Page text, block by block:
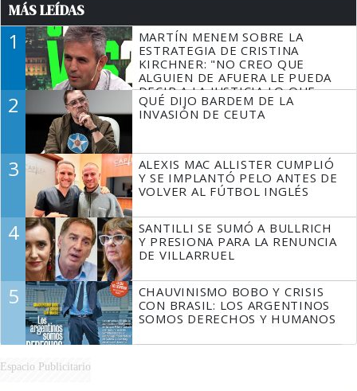
MÁS LEÍDAS
1
MARTÍN MENEM SOBRE LA
ESTRATEGIA DE CRISTINA
KIRCHNER: "NO CREO QUE
ALGUIEN DE AFUERA LE PUEDA
DECIR A LA JUSTICIA LO QUE
TIENE QUE HACER"
2
QUÉ DIJO BARDEM DE LA
INVASIÓN DE CEUTA
3
ALEXIS MAC ALLISTER CUMPLIÓ
Y SE IMPLANTÓ PELO ANTES DE
VOLVER AL FÚTBOL INGLÉS
4
SANTILLI SE SUMÓ A BULLRICH
Y PRESIONA PARA LA RENUNCIA
DE VILLARRUEL
5
CHAUVINISMO BOBO Y CRISIS
CON BRASIL: LOS ARGENTINOS
SOMOS DERECHOS Y HUMANOS
Espacio Publicitario